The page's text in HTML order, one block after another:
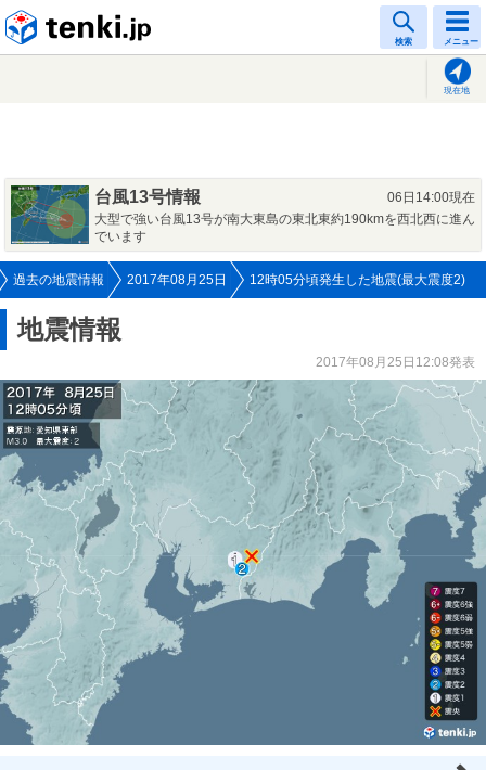
検索 メニュー
現在地
台風13号情報
06日14:00現在
大型で強い台風13号が南大東島の東北東約190kmを西北西に進ん
でいます
過去の地震情報 2017年08月25日 12時05分頃発生した地震(最大震度2)
地震情報
2017年08月25日12:08発表